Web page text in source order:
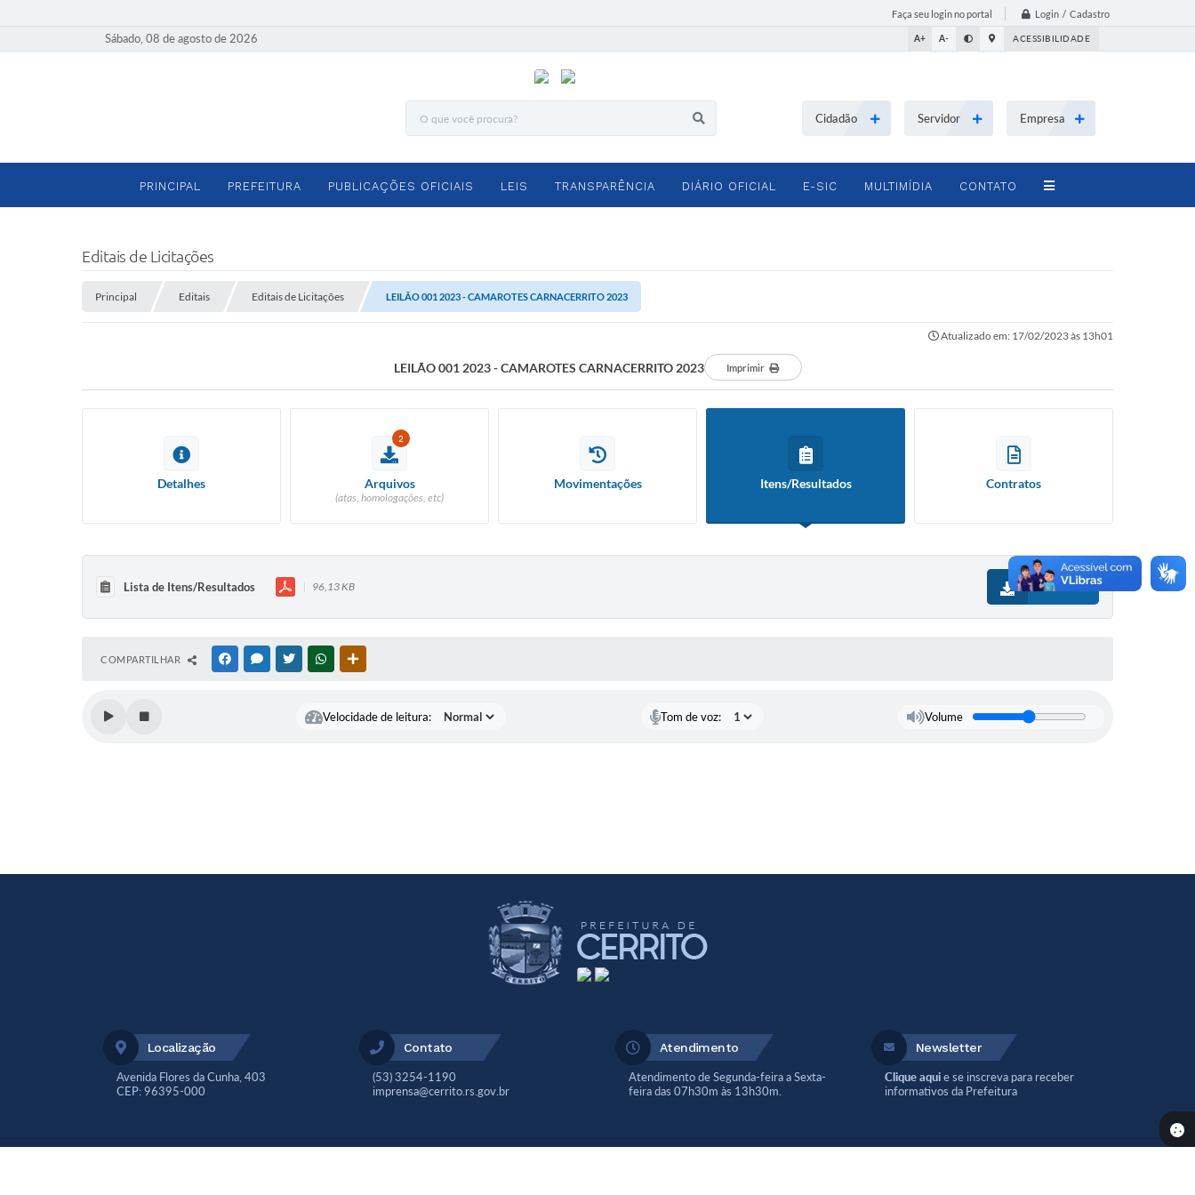
Faça seu login no portal Login / Cadastro
Sábado, 08 de agosto de 2026 A+ A- ACESSIBILIDADE
Cidadão Servidor Empresa
PRINCIPAL PREFEITURA PUBLICAÇÕES OFICIAIS LEIS TRANSPARÊNCIA DIÁRIO OFICIAL E-SIC MULTIMÍDIA CONTATO
Editais de Licitações
Principal Editais Editais de Licitações LEILÃO 001 2023 - CAMAROTES CARNACERRITO 2023
Atualizado em: 17/02/2023 às 13h01
LEILÃO 001 2023 - CAMAROTES CARNACERRITO 2023 Imprimir
Detalhes
2
Arquivos
(atas, homologações, etc)
Movimentações Itens/Resultados Contratos
Lista de Itens/Resultados 96,13 KB Download
COMPARTILHAR FACEBOOKMESSENGER
TWITTERWHATSAPP
Velocidade de leitura: Tom de voz: Volume
Localização
Avenida Flores da Cunha, 403
CEP: 96395-000
Contato
(53) 3254-1190
imprensa@cerrito.rs.gov.br
Atendimento
Atendimento de Segunda-feira a Sexta-
feira das 07h30m às 13h30m.
Newsletter
Clique aquie se inscreva para receber
informativos da Prefeitura